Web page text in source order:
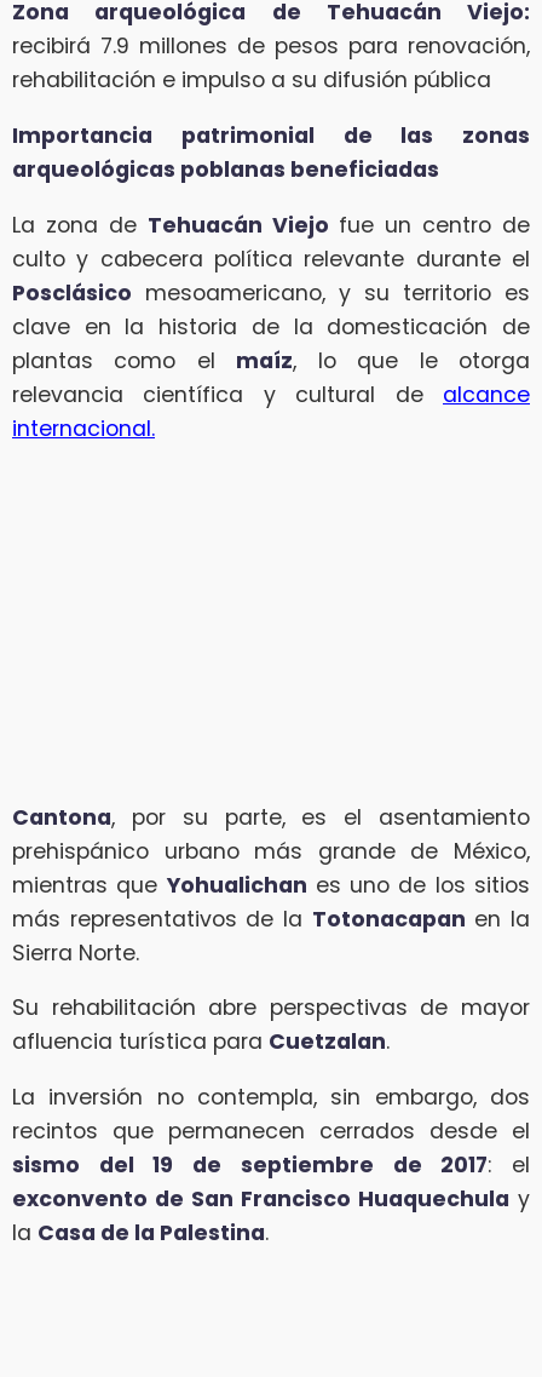
Zona arqueológica de Tehuacán Viejo:
recibirá 7.9 millones de pesos para renovación,
rehabilitación e impulso a su difusión pública
Importancia patrimonial de las zonas
arqueológicas poblanas beneficiadas
La zona de Tehuacán Viejo fue un centro de
culto y cabecera política relevante durante el
Posclásico mesoamericano, y su territorio es
clave en la historia de la domesticación de
plantas como el maíz, lo que le otorga
relevancia científica y cultural de alcance
internacional.
Cantona, por su parte, es el asentamiento
prehispánico urbano más grande de México,
mientras que Yohualichan es uno de los sitios
más representativos de la Totonacapan en la
Sierra Norte.
Su rehabilitación abre perspectivas de mayor
afluencia turística para Cuetzalan.
La inversión no contempla, sin embargo, dos
recintos que permanecen cerrados desde el
sismo del 19 de septiembre de 2017: el
exconvento de San Francisco Huaquechula y
la Casa de la Palestina.